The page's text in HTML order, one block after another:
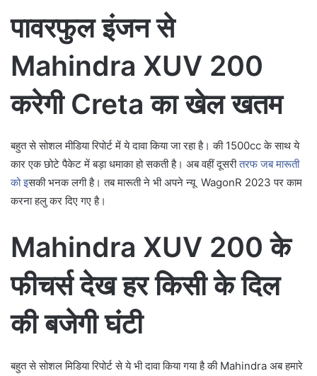
पावरफुल इंजन से
Mahindra XUV 200
करेगी Creta का खेल खतम
बहुत से सोशल मीडिया रिपोर्ट में ये दावा किया जा रहा है। की 1500cc के साथ ये
कार एक छोटे पैकेट में बड़ा धमाका हो सकती है। अब वहीं दूसरीतरफ जब मारूती
को इसकी भनक लगी है। तब मारूती ने भी अपने न्यू WagonR 2023 पर काम
करना हलु कर दिए गए है।
Mahindra XUV 200 के
फीचर्स देख हर किसी के दिल
की बजेगी घंटी
बहुत से सोशल मिडिया रिपोर्ट से ये भी दावा किया गया है की Mahindra अब हमारे